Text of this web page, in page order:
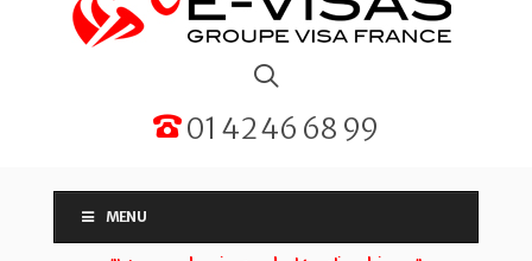
01 42 46 68 99
MENU